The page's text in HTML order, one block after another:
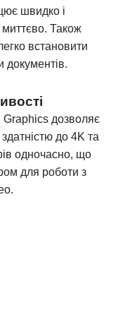
швидко і
миттєво. Також
встановити
документів.
дозволяє
до 4K та
одночасно, що
для роботи з